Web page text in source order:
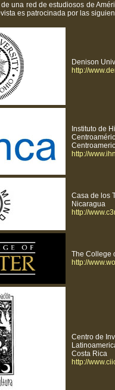
una red de estudiosos de
es patrocinada por las
Denison
http://
Instituto de
http://
Casa de los
Nicaragua
http://
The College
http://
Centro de
Costa Rica
http://